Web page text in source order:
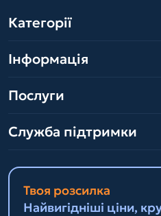
Категорії
Інформація
Послуги
Служба підтримки
Твоя розсилка
Найвигідніші ціни,